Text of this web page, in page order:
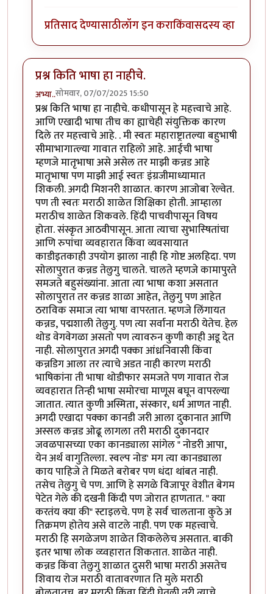
प्रतिसाद देण्यासाठीलॉग इन कराकिंवासदस्य व्हा
प्रश्न किति भाषा हा नाहीचे.
अभ्या..सोमवार, 07/07/2025 15:50
प्रश्न किति भाषा हा नाहीचे. कधीपासून हे महत्त्वाचे आहे.
आणि एखादी भाषा तीच का ह्याचेही संयुक्तिक कारण
दिले तर महत्त्वाचे आहे. . मी स्वतः महाराष्ट्रातल्या बहुभाषी
सीमाभागात्ल्या गावात राहिलो आहे. आईची भाषा
म्हणजे मातृभाषा असे असेल तर माझी कन्नड आहे
मातृभाषा पण माझी आई स्वतः इंग्रजीमाध्यामात
शिकली. अगदी मिशनरी शाळात. कारण आजोबा रेल्वेत.
पण ती स्वतः मराठी शाळेत शिक्षिका होती. आम्हाला
मराठीच शाळेत शिकवले. हिंदी पाचवीपासून विषय
होता. संस्कृत आठवीपासून. आता त्याचा सुभास्षितांचा
आणि रुपांचा व्यवहारात किंवा व्यवसायात
काडीइतकाही उपयोग झाला नाही हि गोष्ट अलहिदा. पण
सोलापुरात कन्नड तेलुगु चालते. चालते म्हणजे कामापुरते
समजते बहुसंख्यांना. आता त्या भाषा कशा असतात
सोलापुरात तर कन्नड शाळा आहेत, तेलुगु पण आहेत
ठराविक समाज त्या भाषा वापरतात. म्हणजे लिंगायत
कन्नड, पद्मशाली तेलुगु. पण त्या सर्वाना मराठी येतेच. हेल
थोड वेगवेगळा असतो पण त्यावरुन कुणी काही अडू देत
नाही. सोलापुरात अगदी पक्का आंध्रनिवासी किंवा
कन्नडिग आला तर त्याचे अडत नाही कारण मराठी
भाषिकांना ती भाषा थोडीफार समजते पण गावात रोज
व्यवहारात तिन्ही भाषा समोरचा माणूस बघून वापरल्या
जातात. त्यात कुणी अस्मिता, संस्कार, धर्म आणत नाही.
अगदी एखादा पक्का कानडी जरी आला दुकानात आणि
अस्सल कन्नड ओढू लागला तरी मराठी दुकानदार
जवळपासच्या एका कानड्याला सांगेल " नोडरी आपा,
येन अर्थ वागुतिल्ला. स्वल्प नोड' मग त्या कानड्याला
काय पाहिजे ते मिळते बरोबर पण धंदा थांबत नाही.
तसेच तेलुगु चे पण. आणि हे सगळे विजापूर वेशीत बेगम
पेटेत गेले की दखनी किंदी पण जोरात हाणतात. " क्या
करतंय क्या की" स्टाइलचे. पण हे सर्व चालताना कुठे अ
तिक्रमण होतेय असे वाटले नाही. पण एक महत्त्वाचे.
मराठी हि सगळेजण शाळेत शिकलेलेच असतात. बाकी
इतर भाषा लोक व्य्वहारात शिकतात. शाळेत नाही.
कन्नड किंवा तेलुगु शाळात दुसरी भाषा मराठी असतेच
शिवाय रोज मराठी वातावरणात ति मुले मराठी